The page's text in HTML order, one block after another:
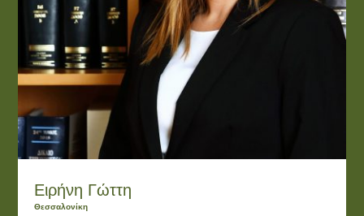
Ειρήνη Γώττη
Θεσσαλονίκη